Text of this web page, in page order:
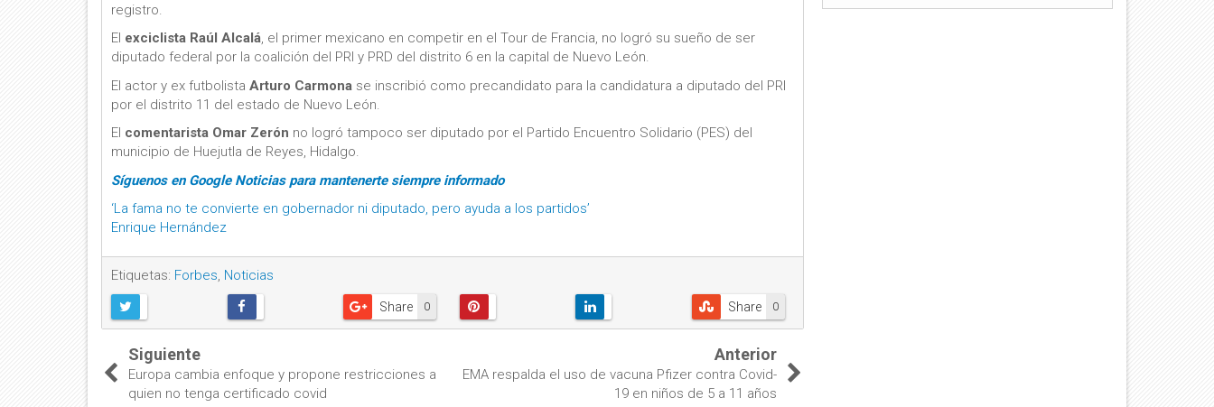
registro.
El exciclista Raúl Alcalá, el primer mexicano en competir en el Tour de Francia, no logró su sueño de ser
diputado federal por la coalición del PRI y PRD del distrito 6 en la capital de Nuevo León.
El actor y ex futbolista Arturo Carmona se inscribió como precandidato para la candidatura a diputado del PRI
por el distrito 11 del estado de Nuevo León.
El comentarista Omar Zerón no logró tampoco ser diputado por el Partido Encuentro Solidario (PES) del
municipio de Huejutla de Reyes, Hidalgo.
Síguenos en Google Noticias para mantenerte siempre informado
‘La fama no te convierte en gobernador ni diputado, pero ayuda a los partidos’
Enrique Hernández
Etiquetas: Forbes Noticias
0
Share 0
Share
Siguiente
Europa cambia enfoque y propone restricciones a
quien no tenga certificado covid
Anterior
EMA respalda el uso de vacuna Pfizer contra Covid-
19 en niños de 5 a 11 años